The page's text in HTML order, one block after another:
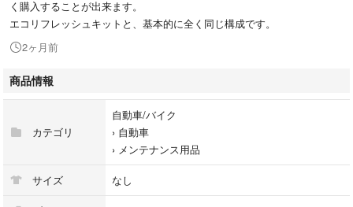
く購入することが出来ます。
エコリフレッシュキットと、基本的に全く同じ構成です。
2ヶ月前
商品情報
カテゴリ
自動車/バイク
› 自動車
› メンテナンス用品
サイズ なし